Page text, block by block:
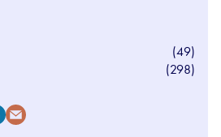
(49)
(298)